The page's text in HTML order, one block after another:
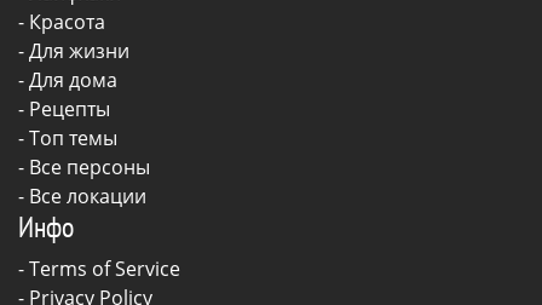
- Красота
-Для жизни
-Для дома
- Рецепты
- Топ темы
- Все персоны
- Все локации
Инфо
-Terms of Service
- Privacy Policy